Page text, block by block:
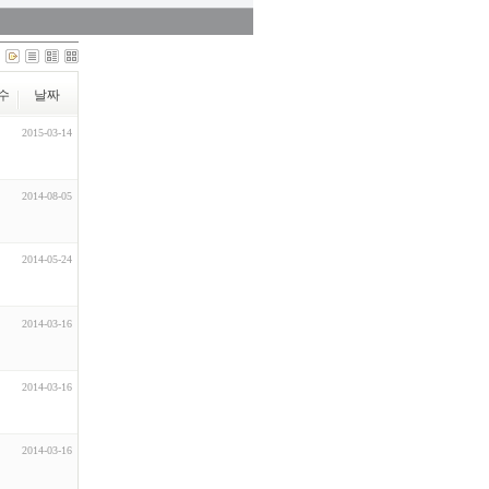
날짜
2015-03-14
2014-08-05
2014-05-24
2014-03-16
2014-03-16
2014-03-16